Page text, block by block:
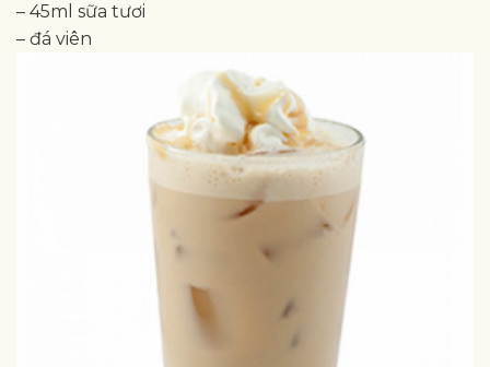
– 45ml sữa tươi
– đá viên